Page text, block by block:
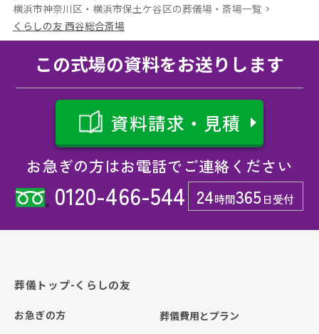
横浜市神奈川区・横浜市保土ケ谷区の葬儀場・斎場⼀覧
くらしの友 西谷総合斎場
この式場の資料をお送りします
お急ぎの方はお電話でご連絡ください
24時間365日受付
0120-466-544
資料請求・見積
葬儀トップ-くらしの友
お急ぎの方
葬儀費用とプラン